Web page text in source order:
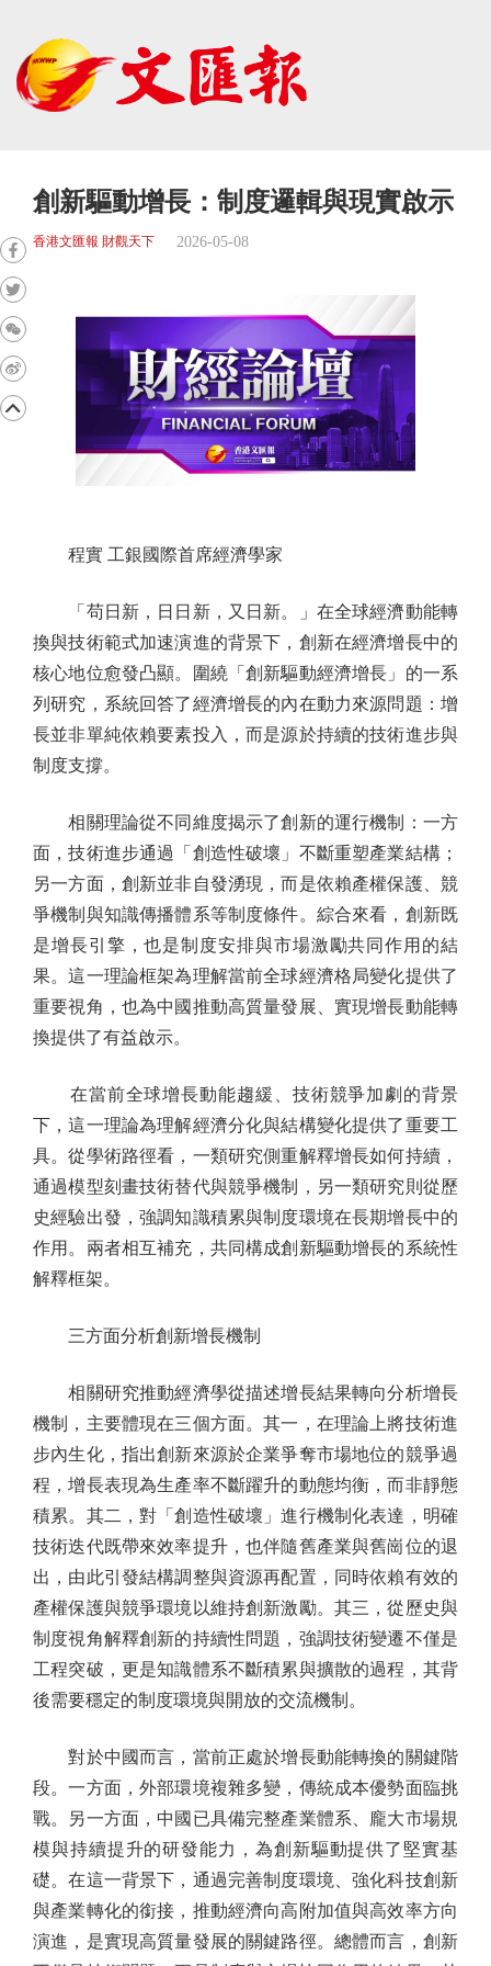
創新驅動增長：制度邏輯與現實啟示
香港文匯報 財觀天下 2026-05-08
程實 工銀國際首席經濟學家
「苟日新，日日新，又日新。」在全球經濟動能轉
換與技術範式加速演進的背景下，創新在經濟增長中的
核心地位愈發凸顯。圍繞「創新驅動經濟增長」的一系
列研究，系統回答了經濟增長的內在動力來源問題：增
長並非單純依賴要素投入，而是源於持續的技術進步與
制度支撐。
相關理論從不同維度揭示了創新的運行機制：一方
面，技術進步通過「創造性破壞」不斷重塑產業結構；
另一方面，創新並非自發湧現，而是依賴產權保護、競
爭機制與知識傳播體系等制度條件。綜合來看，創新既
是增長引擎，也是制度安排與市場激勵共同作用的結
果。這一理論框架為理解當前全球經濟格局變化提供了
重要視角，也為中國推動高質量發展、實現增長動能轉
換提供了有益啟示。
在當前全球增長動能趨緩、技術競爭加劇的背景
下，這一理論為理解經濟分化與結構變化提供了重要工
具。從學術路徑看，一類研究側重解釋增長如何持續，
通過模型刻畫技術替代與競爭機制，另一類研究則從歷
史經驗出發，強調知識積累與制度環境在長期增長中的
作用。兩者相互補充，共同構成創新驅動增長的系統性
解釋框架。
三方面分析創新增長機制
相關研究推動經濟學從描述增長結果轉向分析增長
機制，主要體現在三個方面。其一，在理論上將技術進
步內生化，指出創新來源於企業爭奪市場地位的競爭過
程，增長表現為生產率不斷躍升的動態均衡，而非靜態
積累。其二，對「創造性破壞」進行機制化表達，明確
技術迭代既帶來效率提升，也伴隨舊產業與舊崗位的退
出，由此引發結構調整與資源再配置，同時依賴有效的
產權保護與競爭環境以維持創新激勵。其三，從歷史與
制度視角解釋創新的持續性問題，強調技術變遷不僅是
工程突破，更是知識體系不斷積累與擴散的過程，其背
後需要穩定的制度環境與開放的交流機制。
對於中國而言，當前正處於增長動能轉換的關鍵階
段。一方面，外部環境複雜多變，傳統成本優勢面臨挑
戰。另一方面，中國已具備完整產業體系、龐大市場規
模與持續提升的研發能力，為創新驅動提供了堅實基
礎。在這一背景下，通過完善制度環境、強化科技創新
與產業轉化的銜接，推動經濟向高附加值與高效率方向
演進，是實現高質量發展的關鍵路徑。總體而言，創新